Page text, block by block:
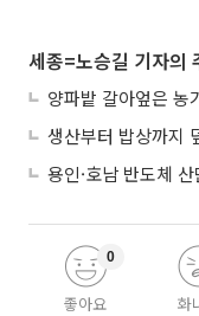
세종=노승길 기자의
양파밭 갈아엎은 농
좋아요
0
화